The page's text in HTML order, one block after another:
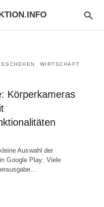
WIRTSCHAFT
Körperkameras
Auswahl der
Google Play: Viele